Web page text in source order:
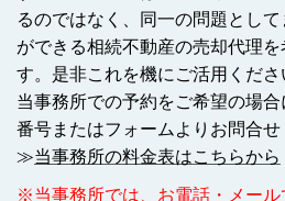
るのではなく、同一の問題とし
ができる相続不動産の売却代理
す。是非これを機にご活用くださ
当事務所での予約をご希望の場
番号またはフォームよりお問合せ
≫当事務所の料金表はこちらから
※当事務所では、お電話・メー